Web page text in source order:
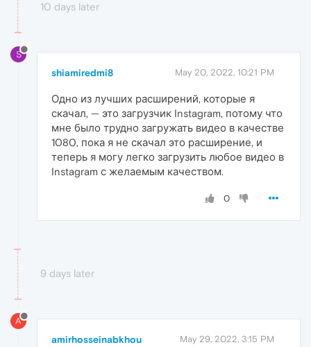
10 days later
S
shiamiredmi8 May 20, 2022, 10:21 PM
Одно из лучших расширений, которые я
скачал, — это загрузчик Instagram, потому что
мне было трудно загружать видео в качестве
1080, пока я не скачал это расширение, и
теперь я могу легко загрузить любое видео в
Instagram с желаемым качеством.
0
9 days later
A
amirhosseinabkhou May 29, 2022, 3:15 PM